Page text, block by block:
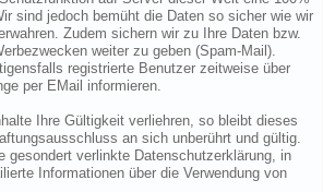
sind jedoch bemüht die Daten so sicher wie wir
Zudem sichern wir zu Ihre Daten bzw.
weiter zu geben (Spam-Mail).
registrierte Benutzer zeitweise über
per EMail informieren.
Ihre Gültigkeit verliehren, so bleibt dieses
an sich unberührt und gültig.
gesondert verlinkte Datenschutzerklärung, in
Informationen über die Verwendung von